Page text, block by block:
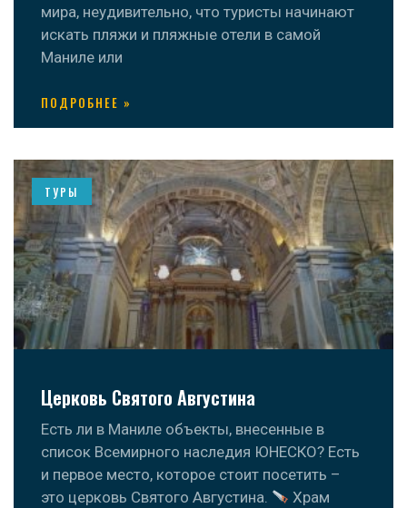
мира, неудивительно, что туристы начинают
искать пляжи и пляжные отели в самой
Маниле или
ПОДРОБНЕЕ »
ТУРЫ
Церковь Святого Августина
Есть ли в Маниле объекты, внесенные в
список Всемирного наследия ЮНЕСКО? Есть
и первое место, которое стоит посетить –
это церковь Святого Августина.
Храм